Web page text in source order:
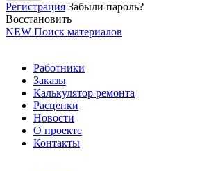
Регистрация Забыли пароль?
Восстановить
NEW Поиск материалов
Работники
Заказы
Калькулятор ремонта
Расценки
Новости
О проекте
Контакты